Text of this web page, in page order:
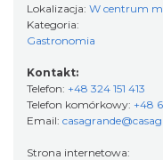
Lokalizacja: W centrum
Kategoria:
Gastronomia
Kontakt:
Telefon: +48 324 151 413
Telefon komórkowy: +48
Email:
Strona internetowa: